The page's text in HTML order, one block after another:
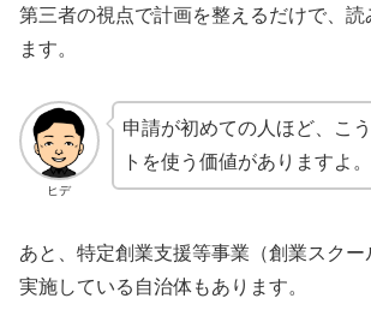
第三者の視点で計画を整えるだけで、読
ます。
ヒデ
申請が初めての人ほど、こ
トを使う価値がありますよ。
あと、特定創業支援等事業（創業スク
実施している自治体もあります。